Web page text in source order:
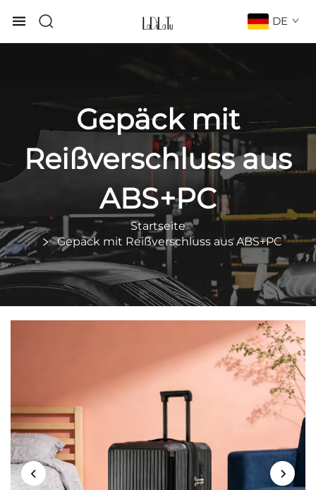
DE
Gepäck mit
Reißverschluss aus
ABS+PC
Startseite
Gepäck mit Reißverschluss aus ABS+PC